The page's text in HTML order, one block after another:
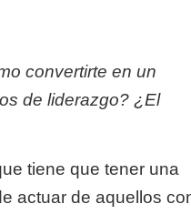
convertirte en un
de liderazgo? ¿El
tiene que tener una
actuar de aquellos